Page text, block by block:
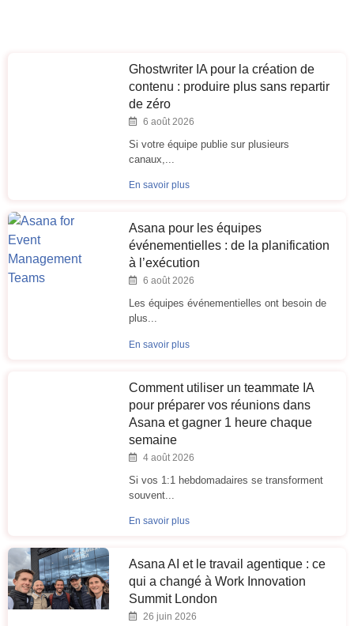
Ghostwriter IA pour la création de
contenu : produire plus sans repartir
de zéro
6 août 2026
Si votre équipe publie sur plusieurs
canaux,...
En savoir plus
Asana pour les équipes
événementielles : de la planification
à l’exécution
6 août 2026
Les équipes événementielles ont besoin de
plus...
En savoir plus
Comment utiliser un teammate IA
pour préparer vos réunions dans
Asana et gagner 1 heure chaque
semaine
4 août 2026
Si vos 1:1 hebdomadaires se transforment
souvent...
En savoir plus
Asana AI et le travail agentique : ce
qui a changé à Work Innovation
Summit London
26 juin 2026